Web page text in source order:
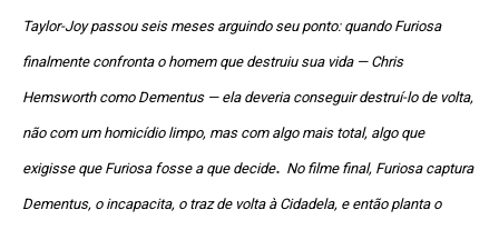
Taylor-Joy passou seis meses arguindo seu ponto: quando Furiosa
finalmente confronta o homem que destruiu sua vida — Chris
Hemsworth como Dementus — ela deveria conseguir destruí-lo de volta,
não com um homicídio limpo, mas com algo mais total, algo que
exigisse que Furiosa fosse a que decide. No filme final, Furiosa captura
Dementus, o incapacita, o traz de volta à Cidadela, e então planta o